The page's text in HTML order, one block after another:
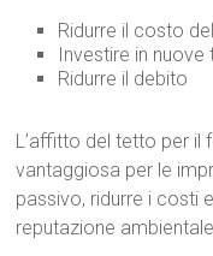
Ridurre il costo
Investire in
Ridurre il debito
L’affitto del tetto per
vantaggiosa per le
passivo, ridurre i costi
reputazione